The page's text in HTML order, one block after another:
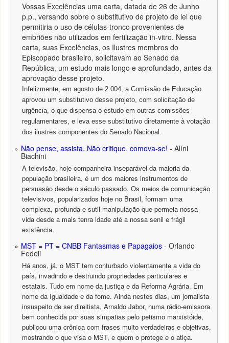
Vossas Excelências uma carta, datada de 26 de Junho
p.p., versando sobre o substitutivo de projeto de lei que
permitiria o uso de células-tronco provenientes de
embriões não utilizados em fertilização in-vitro. Nessa
carta, suas Excelências, os Ilustres membros do
Episcopado brasileiro, solicitavam ao Senado da
República, um estudo mais longo e aprofundado, antes da
aprovação desse projeto.
Infelizmente, em agosto de 2.004, a Comissão de Educação
aprovou um substitutivo desse projeto, com solicitação de
urgência, o que dispensa o estudo em outras comissões
regulamentares, e leva esse substitutivo diretamente à votação
dos ilustres componentes do Senado Nacional.
Não pense, assista. Não critique, comova-se! - Alíni
Biachini
A televisão, hoje companheira inseparável da maioria da
população brasileira, é um dos maiores instrumentos de
persuasão desde o século passado. Os meios de comunicação
televisivos, popularizados hoje no Brasil, formam uma
complexa, profunda e sutil manipulação que permeia nossa
vida desde a mais tenra idade até a nossa senil e frágil
existência.
MST = PT = CNBB Fantasmas e Papagaios - Orlando
Fedeli
Há anos, já, o MST tem conturbado violentamente a vida do
país, invadindo e destruindo propriedades particulares e
estatais. Tudo em nome da justiça e da Reforma Agrária. Em
nome da Igualdade e da fome. Ainda nestes dias, um jornalista
insuspeito de ser direitista, Arnaldo Jabor, numa rádio-emissora
bem conhecida por suas simpatias pelo petismo marxistóide,
publicou uma crônica com frases muito verdadeiras e objetivas,
mostrando o que visa o MST, e quem o protege e o atiça.